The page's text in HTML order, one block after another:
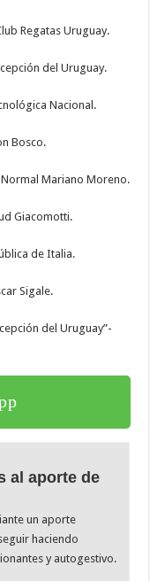
Regatas Uruguay.
del Uruguay.
Nacional.
Bosco.
Normal Mariano Moreno.
Giacomotti.
de Italia.
Sigale.
del Uruguay”-
al aporte de
un aporte
haciendo
y autogestivo.